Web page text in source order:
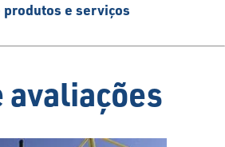
produtos e serviços
avaliações